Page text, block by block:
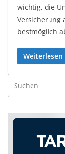
wichtig, die
Versicherung
bestmöglich
Weiterlesen